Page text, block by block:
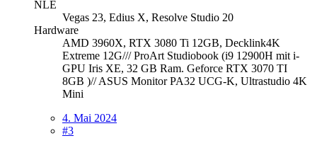
NLE
Vegas 23, Edius X, Resolve Studio 20
Hardware
AMD 3960X, RTX 3080 Ti 12GB, Decklink4K
Extreme 12G/// ProArt Studiobook (i9 12900H mit i-
GPU Iris XE, 32 GB Ram. Geforce RTX 3070 TI
8GB )// ASUS Monitor PA32 UCG-K, Ultrastudio 4K
Mini
4. Mai 2024
#3